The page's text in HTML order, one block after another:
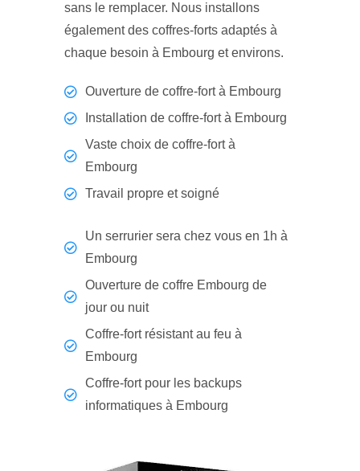
sans le remplacer. Nous installons
également des coffres-forts adaptés à
chaque besoin à Embourg et environs.
Ouverture de coffre-fort à Embourg
Installation de coffre-fort à Embourg
Vaste choix de coffre-fort à
Embourg
Travail propre et soigné
Un serrurier sera chez vous en 1h à
Embourg
Ouverture de coffre Embourg de
jour ou nuit
Coffre-fort résistant au feu à
Embourg
Coffre-fort pour les backups
informatiques à Embourg